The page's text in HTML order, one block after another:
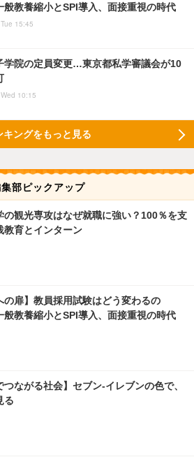
教養縮小とSPI導入、面接重視の時代
15:45
学院の定員変更…東京都私学審議会が10
10:15
キングをもっと見る
部ピックアップ
の観光専攻はなぜ就職に強い？100％を支
教育とインターン
の扉】教員採用試験はどう変わるの
教養縮小とSPI導入、面接重視の時代
つながる社会】セブン‐イレブンの色で、
る